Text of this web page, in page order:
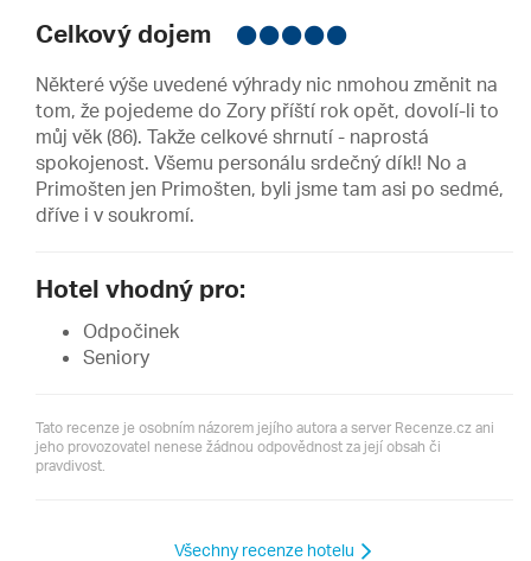
Celkový dojem
Některé výše uvedené výhrady nic nmohou změnit na
tom, že pojedeme do Zory příští rok opět, dovolí-li to
můj věk (86). Takže celkové shrnutí - naprostá
spokojenost. Všemu personálu srdečný dík!! No a
Primošten jen Primošten, byli jsme tam asi po sedmé,
dříve i v soukromí.
Hotel vhodný pro:
Odpočinek
Seniory
Tato recenze je osobním názorem jejího autora a server Recenze.cz ani
jeho provozovatel nenese žádnou odpovědnost za její obsah či
pravdivost.
Všechny recenze hotelu